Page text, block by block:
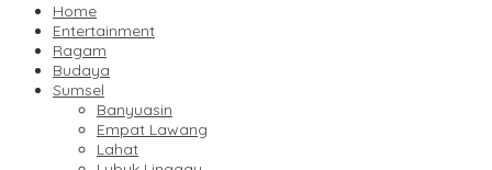
Home
Entertainment
Ragam
Budaya
Sumsel
Banyuasin
Empat Lawang
Lahat